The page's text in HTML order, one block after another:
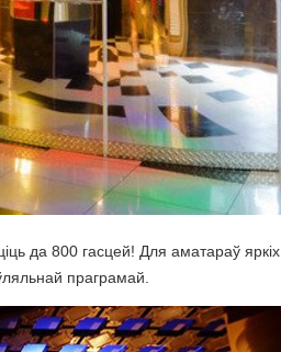
да 800 гасцей! Для аматараў яркіх
праграмай.